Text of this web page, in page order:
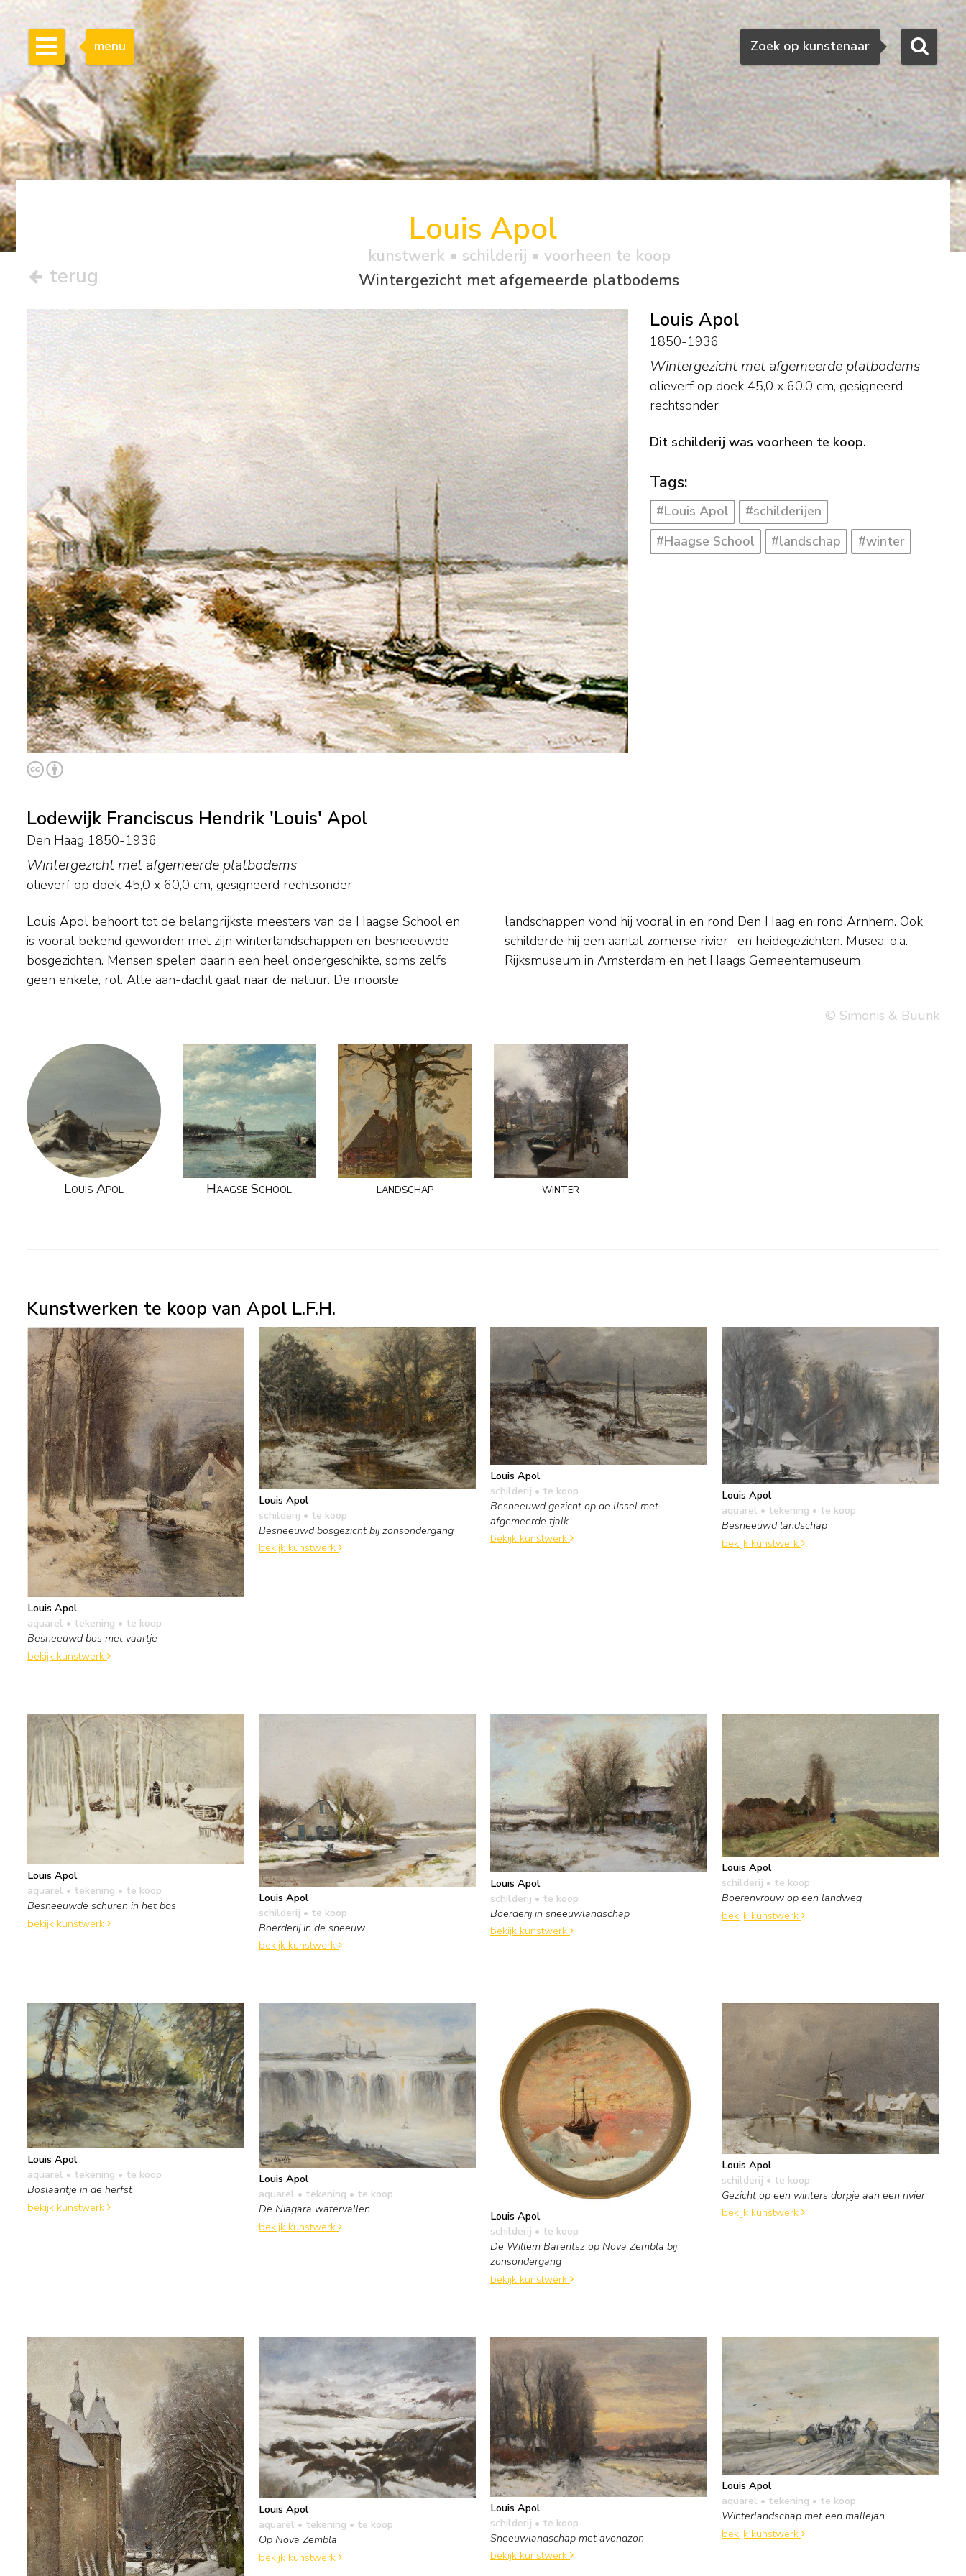
Zoeken
Zoek op kunstenaar
menu
terug
Louis Apol
kunstwerk • schilderij • voorheen te koop
Wintergezicht met afgemeerde platbodems
Louis Apol
1850-1936
Wintergezicht met afgemeerde platbodems
olieverf op doek 45,0 x 60,0 cm, gesigneerd
rechtsonder
Dit schilderij was voorheen te koop.
Tags:
#Louis Apol
#schilderijen
#Haagse School
#landschap #winter
Lodewijk Franciscus Hendrik 'Louis' Apol
Den Haag 1850-1936
Wintergezicht met afgemeerde platbodems
olieverf op doek 45,0 x 60,0 cm, gesigneerd rechtsonder
Louis Apol behoort tot de belangrijkste meesters van de Haagse School en
is vooral bekend geworden met zijn winterlandschappen en besneeuwde
bosgezichten. Mensen spelen daarin een heel ondergeschikte, soms zelfs
geen enkele, rol. Alle aan-dacht gaat naar de natuur. De mooiste
landschappen vond hij vooral in en rond Den Haag en rond Arnhem. Ook
schilderde hij een aantal zomerse rivier- en heidegezichten. Musea: o.a.
Rijksmuseum in Amsterdam en het Haags Gemeentemuseum
© Simonis & Buunk
Louis Apol Haagse School landschap winter
Kunstwerken te koop van Apol L.F.H.
Louis Apol
aquarel • tekening • te koop
Besneeuwd bos met vaartje
bekijk kunstwerk
Louis Apol
schilderij • te koop
Besneeuwd bosgezicht bij zonsondergang
bekijk kunstwerk
Louis Apol
schilderij • te koop
Besneeuwd gezicht op de IJssel met
afgemeerde tjalk
bekijk kunstwerk
Louis Apol
aquarel • tekening • te koop
Besneeuwd landschap
bekijk kunstwerk
Louis Apol
aquarel • tekening • te koop
Besneeuwde schuren in het bos
bekijk kunstwerk
Louis Apol
schilderij • te koop
Boerderij in de sneeuw
bekijk kunstwerk
Louis Apol
schilderij • te koop
Boerderij in sneeuwlandschap
bekijk kunstwerk
Louis Apol
schilderij • te koop
Boerenvrouw op een landweg
bekijk kunstwerk
Louis Apol
aquarel • tekening • te koop
Boslaantje in de herfst
bekijk kunstwerk
Louis Apol
aquarel • tekening • te koop
De Niagara watervallen
bekijk kunstwerk
Louis Apol
schilderij • te koop
De Willem Barentsz op Nova Zembla bij
zonsondergang
bekijk kunstwerk
Louis Apol
schilderij • te koop
Gezicht op een winters dorpje aan een rivier
bekijk kunstwerk
Louis Apol
aquarel • tekening • te koop
Op Nova Zembla
bekijk kunstwerk
Louis Apol
schilderij • te koop
Sneeuwlandschap met avondzon
bekijk kunstwerk
Louis Apol
aquarel • tekening • te koop
Winterlandschap met een mallejan
bekijk kunstwerk